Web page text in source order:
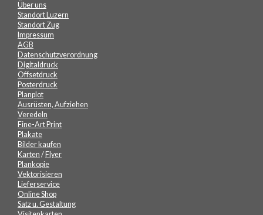
Über uns
Standort Luzern
Standort Zug
Impressum
AGB
Datenschutzverordnung
Digitaldruck
Offsetdruck
Posterdruck
Planplot
Ausrüsten, Aufziehen
Veredeln
Fine-Art Print
Plakate
Bilder kaufen
Karten / Flyer
Plankopie
Vektorisieren
Lieferservice
Online Shop
Satz u. Gestaltung